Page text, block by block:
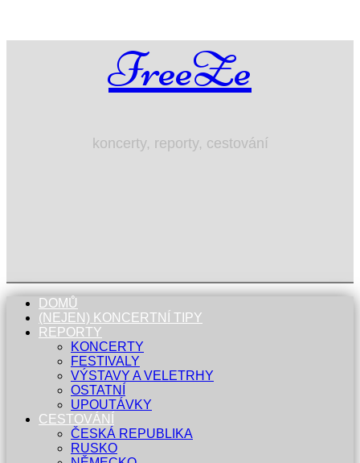
FreeZe
koncerty, reporty, cestování
DOMŮ
(NEJEN) KONCERTNÍ TIPY
REPORTY
KONCERTY
FESTIVALY
VÝSTAVY A VELETRHY
OSTATNÍ
UPOUTÁVKY
CESTOVÁNÍ
ČESKÁ REPUBLIKA
RUSKO